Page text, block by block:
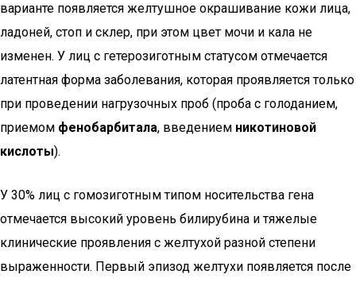
варианте появляется желтушное окрашивание кожи лица,
ладоней, стоп и склер, при этом цвет мочи и кала не
изменен. У лиц с гетерозиготным статусом отмечается
латентная форма заболевания, которая проявляется только
при проведении нагрузочных проб (проба с голоданием,
приемом фенобарбитала, введением никотиновой
кислоты).
У 30% лиц с гомозиготным типом носительства гена
отмечается высокий уровень билирубина и тяжелые
клинические проявления с желтухой разной степени
выраженности. Первый эпизод желтухи появляется после